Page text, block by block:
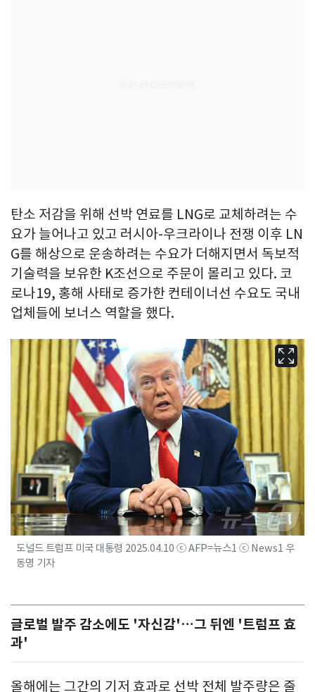
탄소 저감을 위해 선박 연료를 LNG로 교체하려는 수
요가 늘어나고 있고 러시아-우크라이나 전쟁 이후 LN
G를 해상으로 운송하려는 수요가 더해지면서 독보적
기술력을 보유한 K조선으로 주문이 몰리고 있다. 코
로나19, 홍해 사태로 증가한 컨테이너선 수요도 국내
업체들에 보너스 역할을 했다.
도널드 트럼프 미국 대통령 2025.04.10 ⓒ AFP=뉴스1 ⓒ News1 우
동명 기자
글로벌 발주 감소에도 '자신감'…그 뒤엔 '트럼프 효
과'
올해에는 그간의 기저 효과로 선박 전체 발주량은 줄